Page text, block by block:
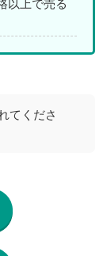
以上で売る
てくださ